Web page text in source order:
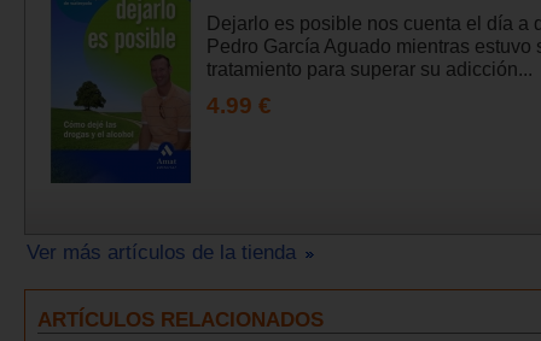
Dejarlo es posible nos cuenta el día a
Pedro García Aguado mientras estuvo
tratamiento para superar su adicción...
4.99 €
Ver más artículos de la tienda
ARTÍCULOS RELACIONADOS